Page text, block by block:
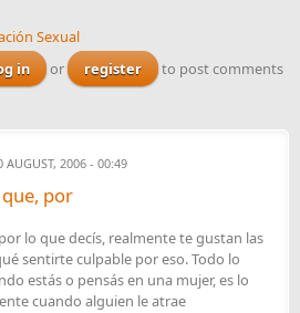
Sexual
in
or register to post comments
AUGUST, 2006 - 00:49
por
lo que decís, realmente te gustan las
sentirte culpable por eso. Todo lo
estás o pensás en una mujer, es lo
cuando alguien le atrae